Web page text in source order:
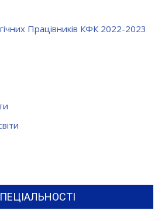
Працівників КФК 2022-2023